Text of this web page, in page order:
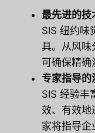
最先进的技
SIS 纽约味
具。从风味
可确保精确
专家指导的
SIS 经验丰
效、有效地
家将指导企